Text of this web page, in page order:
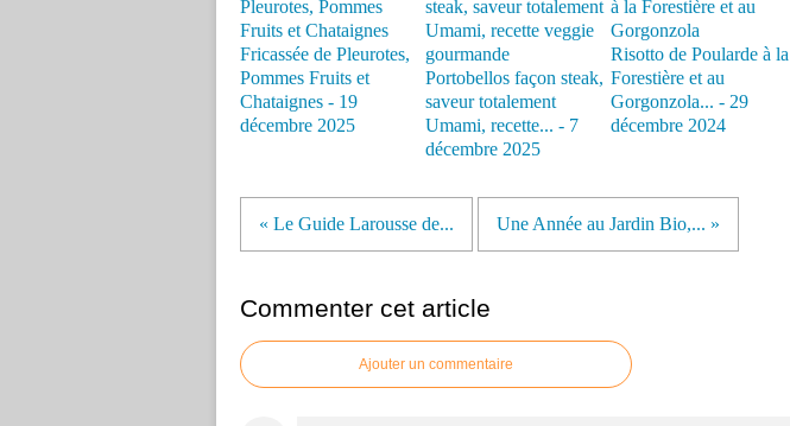
Fricassée de Pleurotes,
Pommes Fruits et
Chataignes - 19
décembre 2025
Portobellos façon steak,
saveur totalement
Umami, recette... - 7
décembre 2025
Risotto de Poularde à la
Forestière et au
Gorgonzola... - 29
décembre 2024
« Le Guide Larousse de... Une Année au Jardin Bio,... »
Commenter cet article
Ajouter un commentaire